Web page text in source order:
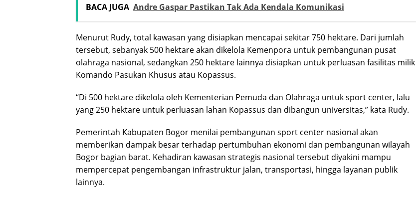
BACA JUGA Andre Gaspar Pastikan Tak Ada Kendala Komunikasi
Menurut Rudy, total kawasan yang disiapkan mencapai sekitar 750 hektare. Dari jumlah
tersebut, sebanyak 500 hektare akan dikelola Kemenpora untuk pembangunan pusat
olahraga nasional, sedangkan 250 hektare lainnya disiapkan untuk perluasan fasilitas milik
Komando Pasukan Khusus atau Kopassus.
“Di 500 hektare dikelola oleh Kementerian Pemuda dan Olahraga untuk sport center, lalu
yang 250 hektare untuk perluasan lahan Kopassus dan dibangun universitas,” kata Rudy.
Pemerintah Kabupaten Bogor menilai pembangunan sport center nasional akan
memberikan dampak besar terhadap pertumbuhan ekonomi dan pembangunan wilayah
Bogor bagian barat. Kehadiran kawasan strategis nasional tersebut diyakini mampu
mempercepat pengembangan infrastruktur jalan, transportasi, hingga layanan publik
lainnya.